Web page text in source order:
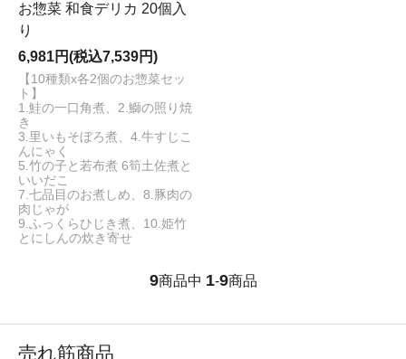
お惣菜 和食デリカ 20個入
り
6,981円(税込7,539円)
【10種類x各2個のお惣菜セッ
ト】
1.鮭の一口角煮、2.鰤の照り焼
き
3.里いもそぼろ煮、4.牛すじこ
んにゃく
5.竹の子と若布煮 6筍土佐煮と
いいだこ
7.七品目のお煮しめ、8.豚肉の
肉じゃが
9.ふっくらひじき煮、10.姫竹
とにしんの炊き寄せ
9商品中 1-9商品
売れ筋商品